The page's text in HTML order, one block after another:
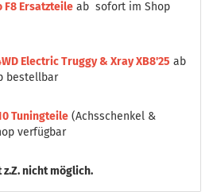
F8 Ersatzteile ab sofort im Shop
Electric Truggy & Xray XB8'25 ab
bestellbar
Tuningteile (Achsschenkel &
verfügbar
nicht möglich.